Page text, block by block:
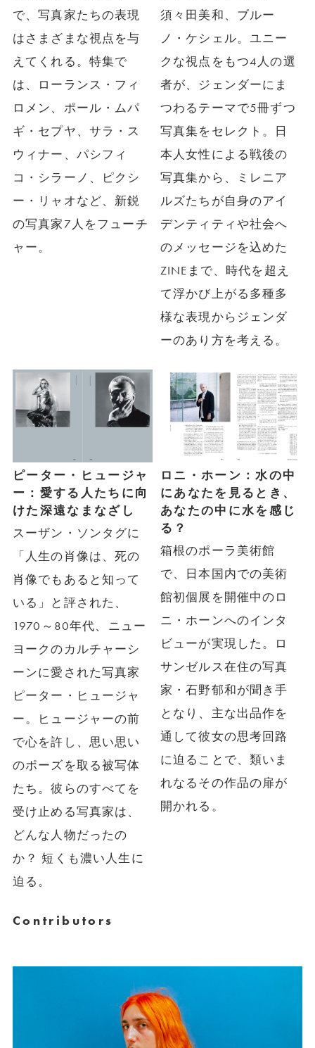
で、写真家たちの表現
はさまざまな視点を与
えてくれる。特集で
は、ローランス・フィ
ロメン、ポール・ムパ
ギ・セプヤ、サラ・ス
ウィナー、パシフィ
コ・シラーノ、ピクシ
ー・リャオなど、新鋭
の写真家7人をフューチ
ャー。
須々田美和、ブルー
ノ・ケシェル。ユニー
クな視点をもつ4人の選
者が、ジェンダーにま
つわるテーマで5冊ずつ
写真集をセレクト。日
本人女性による戦後の
写真集から、ミレニア
ルズたちが自身のアイ
デンティティや社会へ
のメッセージを込めた
ZINEまで、時代を超え
て浮かび上がる多種多
様な表現からジェンダ
ーのあり方を考える。
ピーター・ヒュージャ
ー：愛する人たちに向
けた深遠なまなざし
スーザン・ソンタグに
「人生の肖像は、死の
肖像でもあると知って
いる」と評された、
1970～80年代、ニュー
ヨークのカルチャーシ
ーンに愛された写真家
ピーター・ヒュージャ
ー。ヒュージャーの前
で心を許し、思い思い
のポーズを取る被写体
たち。彼らのすべてを
受け止める写真家は、
どんな人物だったの
か？ 短くも濃い人生に
迫る。
ロニ・ホーン：水の中
にあなたを見るとき、
あなたの中に水を感じ
る？
箱根のポーラ美術館
で、日本国内での美術
館初個展を開催中のロ
ニ・ホーンへのインタ
ビューが実現した。ロ
サンゼルス在住の写真
家・石野郁和が聞き手
となり、主な出品作を
通して彼女の思考回路
に迫ることで、類いま
れなるその作品の扉が
開かれる。
Contributors